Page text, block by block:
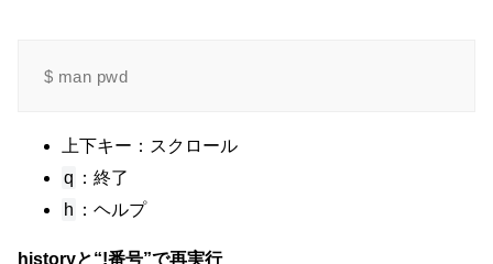
上下キー：スクロール
q ：終了
h ：ヘルプ
historyと“!番号”で再実行